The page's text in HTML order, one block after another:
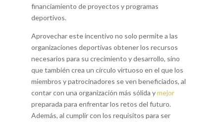
financiamiento de proyectos y programas
deportivos.
Aprovechar este incentivo no solo permite a las
organizaciones deportivas obtener los recursos
necesarios para su crecimiento y desarrollo, sino
que también crea un círculo virtuoso en el que los
miembros y patrocinadores se ven beneficiados, al
contar con una organización más sólida ymejor
preparada para enfrentar los retos del futuro.
Además, al cumplir con los requisitos para ser